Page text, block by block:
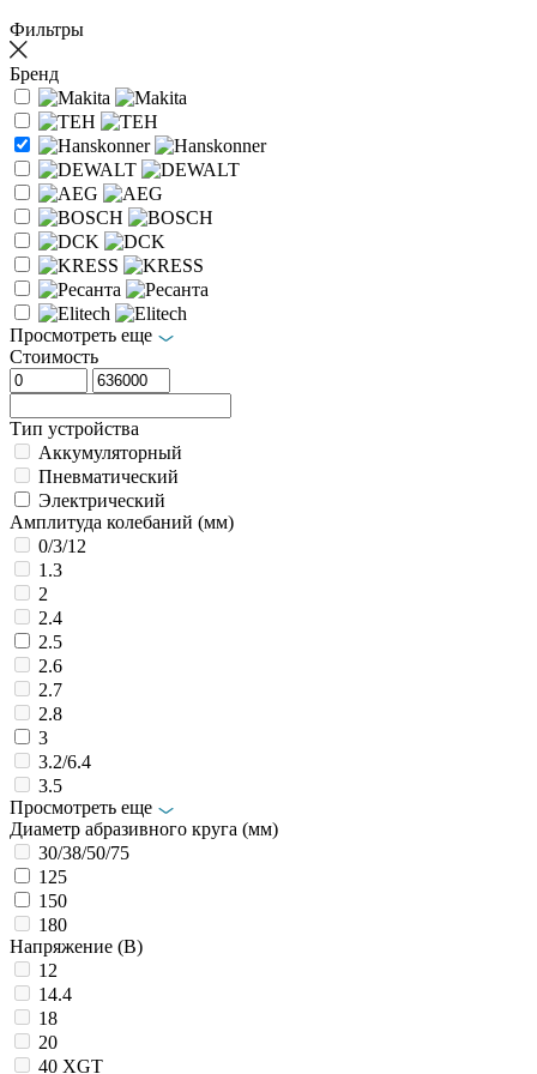
Фильтры
Бренд
Просмотреть еще
Стоимость
Тип устройства
Аккумуляторный
Пневматический
Электрический
Амплитуда колебаний (мм)
0/3/12
1.3
2
2.4
2.5
2.6
2.7
2.8
3
3.2/6.4
3.5
Просмотреть еще
Диаметр абразивного круга (мм)
30/38/50/75
125
150
180
Напряжение (В)
12
14.4
18
20
40 XGT